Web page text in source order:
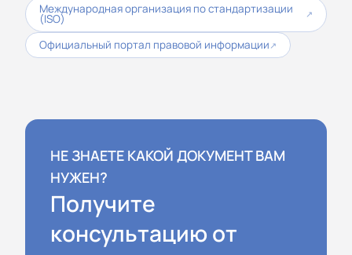
Международная организация по стандартизации
(ISO) ↗
Официальный портал правовой информации ↗
НЕ ЗНАЕТЕ КАКОЙ ДОКУМЕНТ ВАМ
НУЖЕН?
Получите
консультацию от